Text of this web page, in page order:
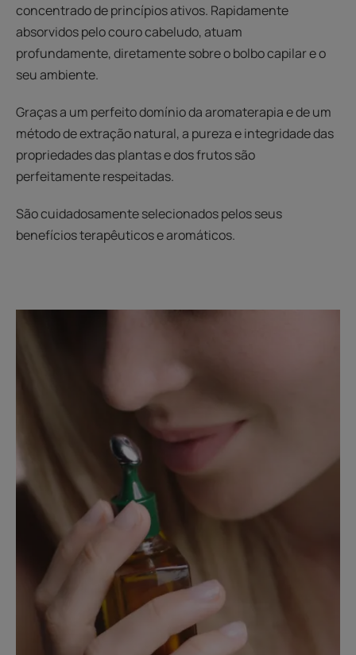
concentrado de princípios ativos. Rapidamente
absorvidos pelo couro cabeludo, atuam
profundamente, diretamente sobre o bolbo capilar e o
seu ambiente.
Graças a um perfeito domínio da aromaterapia e de um
método de extração natural, a pureza e integridade das
propriedades das plantas e dos frutos são
perfeitamente respeitadas.
São cuidadosamente selecionados pelos seus
benefícios terapêuticos e aromáticos.